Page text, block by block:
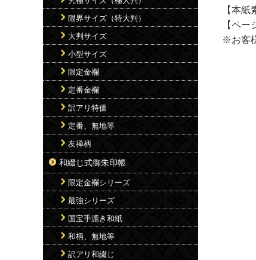
【本紙
【ペ
※お客
限界サイズ（特大判）
大判サイズ
小型サイズ
限定金襴
定番金襴
訳アリ特価
定番、無地等
友禅柄
和綴じ式御朱印帳
限定金襴シリーズ
最強シリーズ
国宝手漉き和紙
和柄、無地等
訳アリ和綴じ